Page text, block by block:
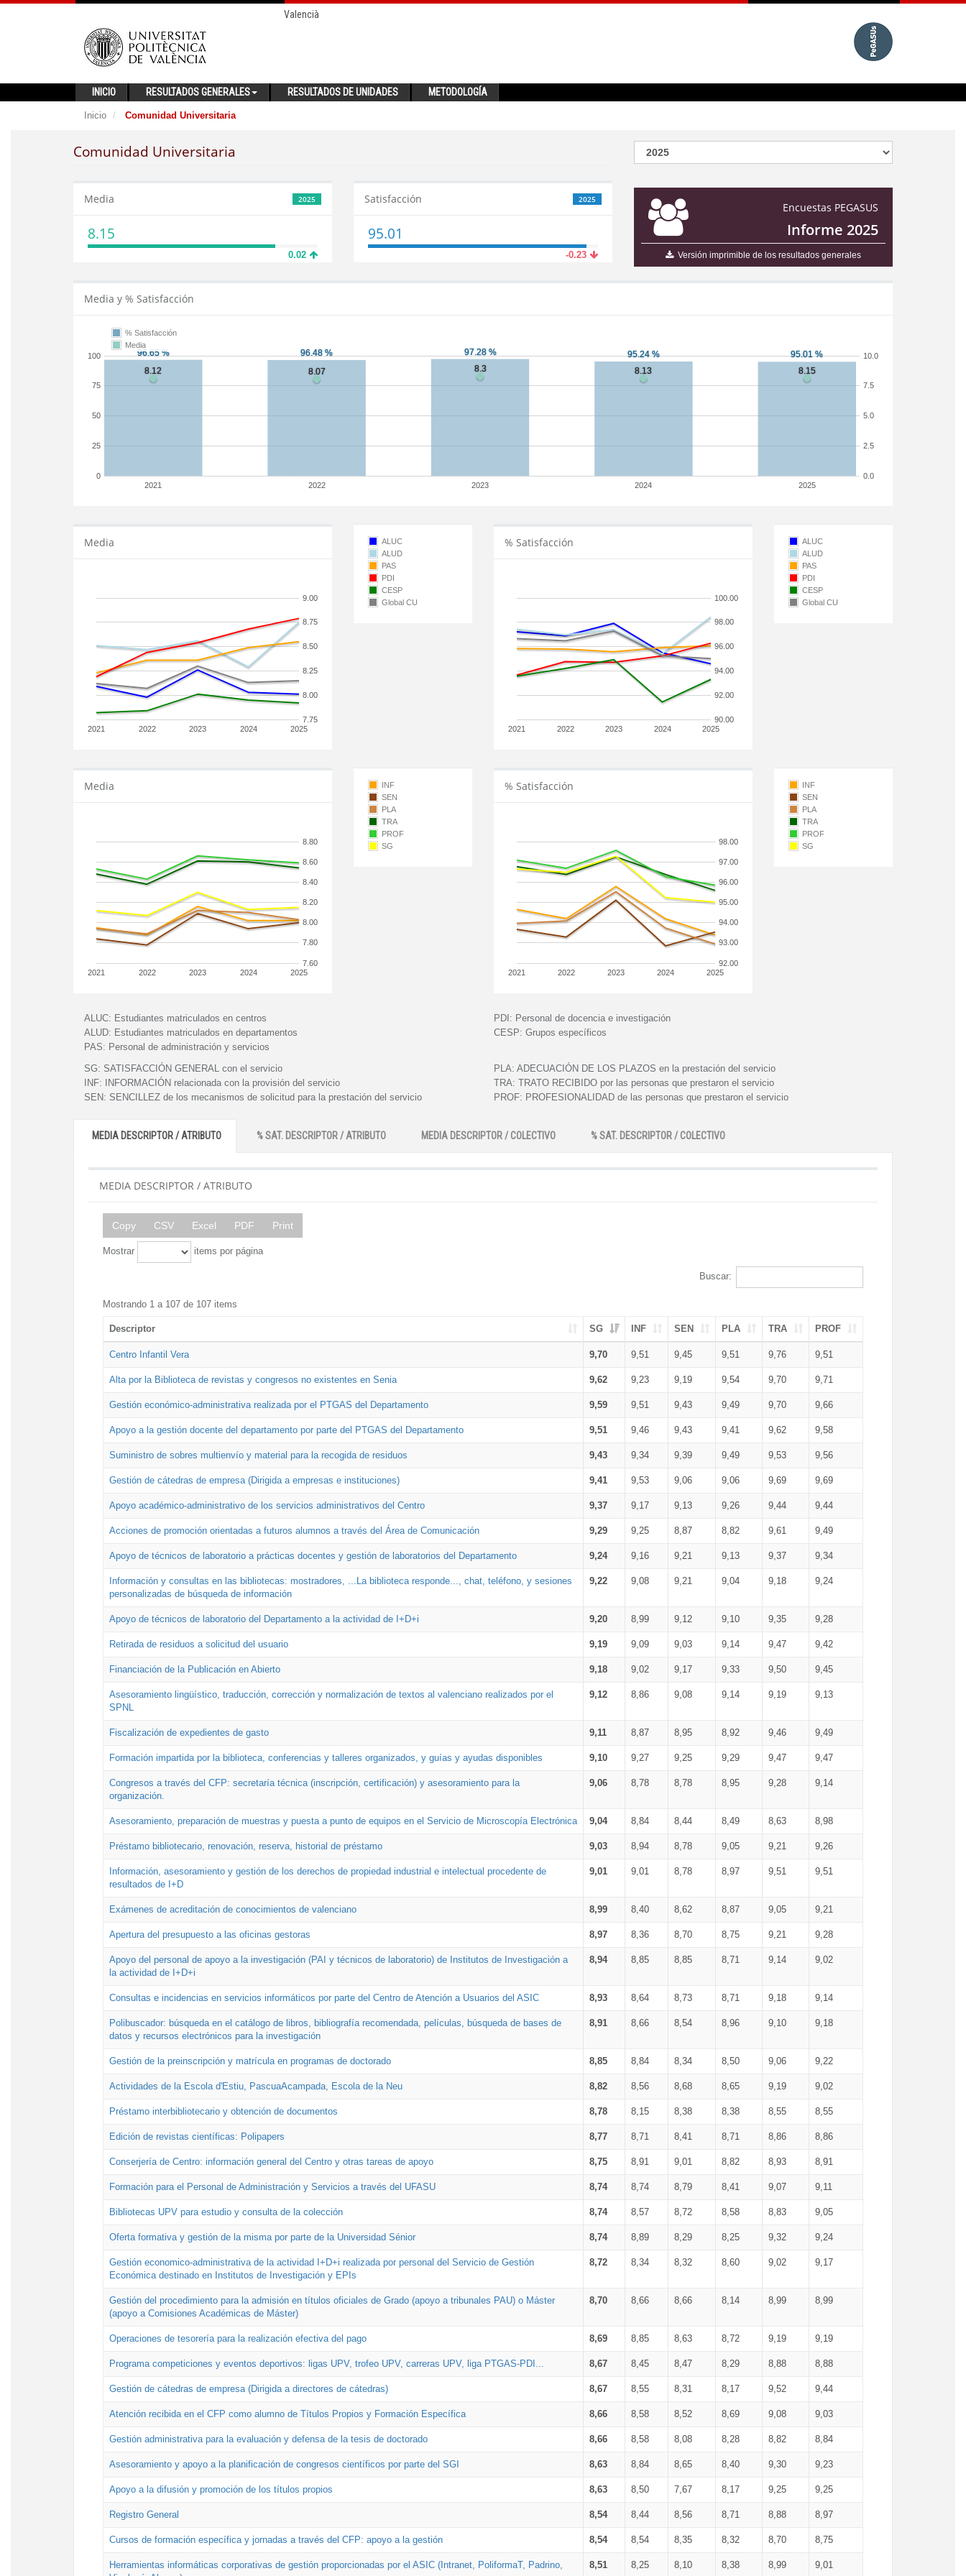
Valencià
INICIO RESULTADOS GENERALES RESULTADOS DE UNIDADES METODOLOGÍA
Inicio Comunidad Universitaria
Comunidad Universitaria
Encuestas PEGASUS
Informe 2025
Versión imprimible de los resultados generales
2025
Media
8.15
0.02
2025
Satisfacción
95.01
-0.23
Media y % Satisfacción
2021 2022 2023 2024 2025
0
25
50
75
100
0.0
2.5
5.0
7.5
10.0
% Satisfacción
Media
Media
2021 2022 2023 2024 2025
7.75
8.00
8.25
8.50
8.75
9.00
ALUC
ALUD
PAS
PDI
CESP
Global CU
% Satisfacción
2021 2022 2023 2024 2025
90.00
92.00
94.00
96.00
98.00
100.00
ALUC
ALUD
PAS
PDI
CESP
Global CU
Media
2021 2022 2023 2024 2025
7.60
7.80
8.00
8.20
8.40
8.60
8.80
INF
SEN
PLA
TRA
PROF
SG
% Satisfacción
2021 2022 2023 2024 2025
92.00
93.00
94.00
95.00
96.00
97.00
98.00
INF
SEN
PLA
TRA
PROF
SG
ALUC: Estudiantes matriculados en centros
ALUD: Estudiantes matriculados en departamentos
PAS: Personal de administración y servicios
PDI: Personal de docencia e investigación
CESP: Grupos específicos
SG: SATISFACCIÓN GENERAL con el servicio
INF:
INFORMACIÓN relacionada con la provisión del servicio
SEN: SENCILLEZ de los mecanismos de solicitud para la prestación del servicio
PLA: ADECUACIÓN DE LOS PLAZOS en la prestación del servicio
TRA: TRATO RECIBIDO por las personas que prestaron el servicio
PROF: PROFESIONALIDAD de las personas que prestaron el servicio
MEDIA DESCRIPTOR / ATRIBUTO % SAT. DESCRIPTOR / ATRIBUTO MEDIA DESCRIPTOR / COLECTIVO % SAT. DESCRIPTOR / COLECTIVO
MEDIA DESCRIPTOR / ATRIBUTO
Copy CSV Excel PDF Print
Mostrar items por página
Buscar:
Mostrando 1 a 107 de 107 items
Descriptor SG INF SEN PLA TRA PROF
Centro Infantil Vera 9,70 9,51 9,45 9,51 9,76 9,51
Alta por la Biblioteca de revistas y congresos no existentes en Senia 9,62 9,23 9,19 9,54 9,70 9,71
Gestión económico-administrativa realizada por el PTGAS del Departamento 9,59 9,51 9,43 9,49 9,70 9,66
Apoyo a la gestión docente del departamento por parte del PTGAS del Departamento 9,51 9,46 9,43 9,41 9,62 9,58
Suministro de sobres multienvío y material para la recogida de residuos 9,43 9,34 9,39 9,49 9,53 9,56
Gestión de cátedras de empresa (Dirigida a empresas e instituciones) 9,41 9,53 9,06 9,06 9,69 9,69
Apoyo académico-administrativo de los servicios administrativos del Centro 9,37 9,17 9,13 9,26 9,44 9,44
Acciones de promoción orientadas a futuros alumnos a través del Área de Comunicación 9,29 9,25 8,87 8,82 9,61 9,49
Apoyo de técnicos de laboratorio a prácticas docentes y gestión de laboratorios del Departamento 9,24 9,16 9,21 9,13 9,37 9,34
Información y consultas en las bibliotecas: mostradores, ...La biblioteca responde..., chat, teléfono, y sesiones
personalizadas de búsqueda de información
9,22 9,08 9,21 9,04 9,18 9,24
Apoyo de técnicos de laboratorio del Departamento a la actividad de I+D+i 9,20 8,99 9,12 9,10 9,35 9,28
Retirada de residuos a solicitud del usuario 9,19 9,09 9,03 9,14 9,47 9,42
Financiación de la Publicación en Abierto 9,18 9,02 9,17 9,33 9,50 9,45
Asesoramiento lingüístico, traducción, corrección y normalización de textos al valenciano realizados por el
SPNL
9,12 8,86 9,08 9,14 9,19 9,13
Fiscalización de expedientes de gasto 9,11 8,87 8,95 8,92 9,46 9,49
Formación impartida por la biblioteca, conferencias y talleres organizados, y guías y ayudas disponibles 9,10 9,27 9,25 9,29 9,47 9,47
Congresos a través del CFP: secretaría técnica (inscripción, certificación) y asesoramiento para la
organización.
9,06 8,78 8,78 8,95 9,28 9,14
Asesoramiento, preparación de muestras y puesta a punto de equipos en el Servicio de Microscopía Electrónica 9,04 8,84 8,44 8,49 8,63 8,98
Préstamo bibliotecario, renovación, reserva, historial de préstamo 9,03 8,94 8,78 9,05 9,21 9,26
Información, asesoramiento y gestión de los derechos de propiedad industrial e intelectual procedente de
resultados de I+D
9,01 9,01 8,78 8,97 9,51 9,51
Exámenes de acreditación de conocimientos de valenciano 8,99 8,40 8,62 8,87 9,05 9,21
Apertura del presupuesto a las oficinas gestoras 8,97 8,36 8,70 8,75 9,21 9,28
Apoyo del personal de apoyo a la investigación (PAI y técnicos de laboratorio) de Institutos de Investigación a
la actividad de I+D+i
8,94 8,85 8,85 8,71 9,14 9,02
Consultas e incidencias en servicios informáticos por parte del Centro de Atención a Usuarios del ASIC 8,93 8,64 8,73 8,71 9,18 9,14
Polibuscador: búsqueda en el catálogo de libros, bibliografía recomendada, películas, búsqueda de bases de
datos y recursos electrónicos para la investigación
8,91 8,66 8,54 8,96 9,10 9,18
Gestión de la preinscripción y matrícula en programas de doctorado 8,85 8,84 8,34 8,50 9,06 9,22
Actividades de la Escola d'Estiu, PascuaAcampada, Escola de la Neu 8,82 8,56 8,68 8,65 9,19 9,02
Préstamo interbibliotecario y obtención de documentos 8,78 8,15 8,38 8,38 8,55 8,55
Edición de revistas científicas: Polipapers 8,77 8,71 8,41 8,71 8,86 8,86
Conserjería de Centro: información general del Centro y otras tareas de apoyo 8,75 8,91 9,01 8,82 8,93 8,91
Formación para el Personal de Administración y Servicios a través del UFASU 8,74 8,74 8,79 8,41 9,07 9,11
Bibliotecas UPV para estudio y consulta de la colección 8,74 8,57 8,72 8,58 8,83 9,05
Oferta formativa y gestión de la misma por parte de la Universidad Sénior 8,74 8,89 8,29 8,25 9,32 9,24
Gestión economico-administrativa de la actividad I+D+i realizada por personal del Servicio de Gestión
Económica destinado en Institutos de Investigación y EPIs
8,72 8,34 8,32 8,60 9,02 9,17
Gestión del procedimiento para la admisión en títulos oficiales de Grado (apoyo a tribunales PAU) o Máster
(apoyo a Comisiones Académicas de Máster)
8,70 8,66 8,66 8,14 8,99 8,99
Operaciones de tesorería para la realización efectiva del pago 8,69 8,85 8,63 8,72 9,19 9,19
Programa competiciones y eventos deportivos: ligas UPV, trofeo UPV, carreras UPV, liga PTGAS-PDI... 8,67 8,45 8,47 8,29 8,88 8,88
Gestión de cátedras de empresa (Dirigida a directores de cátedras) 8,67 8,55 8,31 8,17 9,52 9,44
Atención recibida en el CFP como alumno de Títulos Propios y Formación Específica 8,66 8,58 8,52 8,69 9,08 9,03
Gestión administrativa para la evaluación y defensa de la tesis de doctorado 8,66 8,58 8,08 8,28 8,82 8,84
Asesoramiento y apoyo a la planificación de congresos científicos por parte del SGI 8,63 8,84 8,65 8,40 9,30 9,23
Apoyo a la difusión y promoción de los títulos propios 8,63 8,50 7,67 8,17 9,25 9,25
Registro General 8,54 8,44 8,56 8,71 8,88 8,97
Cursos de formación específica y jornadas a través del CFP: apoyo a la gestión 8,54 8,54 8,35 8,32 8,70 8,75
Herramientas informáticas corporativas de gestión proporcionadas por el ASIC (Intranet, PoliformaT, Padrino,
8,51 8,25 8,10 8,38 8,99 9,01